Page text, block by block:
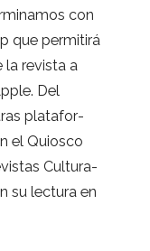
con
que per­mi­tirá
la revista a
Del
pla­ta­for­
el Quiosco
Cul­tu­ra­
su lec­tura en